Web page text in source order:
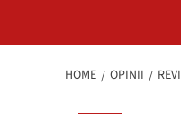
HOME OPINII